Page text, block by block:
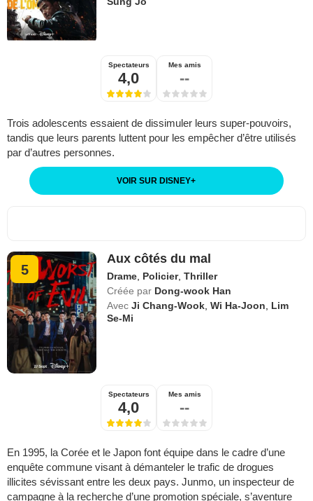
Spectateurs
4,0
Mes amis
--
Trois adolescents essaient de dissimuler leurs super-pouvoirs,
tandis que leurs parents luttent pour les empêcher d’être utilisés
par d’autres personnes.
VOIR SUR DISNEY+
5
Aux côtés du mal
Drame Policier,Thriller
Créée par Dong-wook Han
Avec Ji Chang-Wook ,Wi Ha-Joon
Lim
Se-Mi
Spectateurs
4,0
Mes amis
--
En 1995, la Corée et le Japon font équipe dans le cadre d’une
enquête commune visant à démanteler le trafic de drogues
illicites sévissant entre les deux pays. Junmo, un inspecteur de
campagne à la recherche d’une promotion spéciale, s’aventure